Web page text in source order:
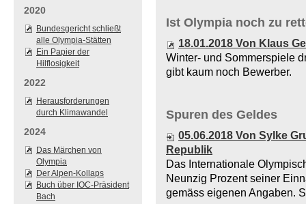
2020
Bundesgericht schließt
alle Olympia-Stätten
Ein Papier der
Hilflosigkeit
2022
Herausforderungen
durch Klimawandel
2024
Das Märchen von
Olympia
Der Alpen-Kollaps
Buch über IOC-Präsident
Bach
Ist Olympia noch zu
18.01.2018 Von Klaus
Winter- und Sommerspiele
gibt kaum noch Bewerber.
Spuren des Geldes
05.06.2018 Von Sylke
Republik
Das Internationale
Neunzig Prozent seiner
gemäss eigenen Angaben.